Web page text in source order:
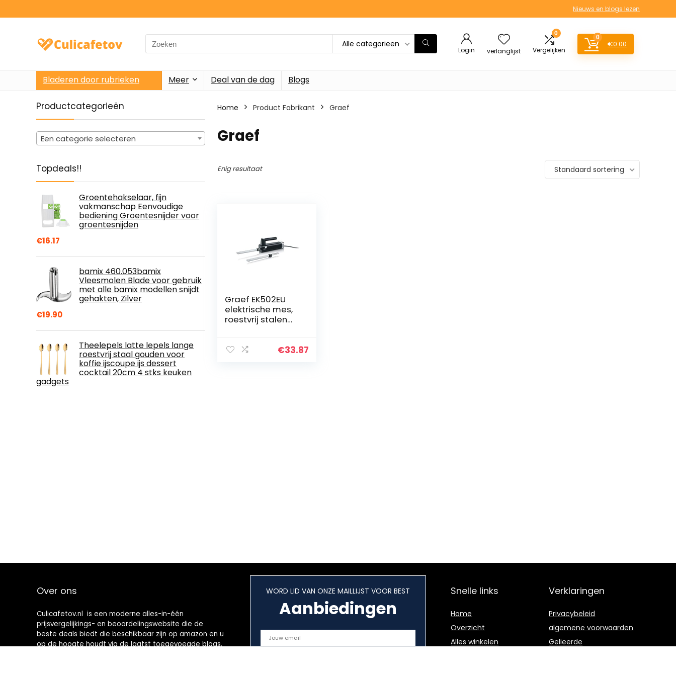
Nieuws en blogs lezen
Search
for:
Alle categorieën
Login verlanglijst
0
Vergelijken
0
€0.00
Bladeren door rubrieken Meer Deal van de dag Blogs
Productcategorieën
Een categorie selecteren
Topdeals!!
Groentehakselaar, fijn
vakmanschap Eenvoudige
bediening Groentesnijder voor
groentesnijden
€16.17
bamix 460.053bamix
Vleesmolen Blade voor gebruik
met alle bamix modellen snijdt
gehakten, Zilver
€19.90
Theelepels latte lepels lange
roestvrij staal gouden voor
koffie ijscoupe ijs dessert
cocktail 20cm 4 stks keuken
gadgets
Home Product Fabrikant ‎Graef
‎Graef
Enig resultaat Standaard sortering
Graef EK502EU
elektrische mes,
roestvrij stalen
€33.87
Over ons
Culicafetov.nl is een moderne alles-in-één
prijsvergelijkings- en beoordelingswebsite die de
beste deals biedt die beschikbaar zijn op amazon en u
op de hoogte houdt via de laatst toegevoegde blogs.
WORD LID VAN ONZE MAILLIJST VOOR BEST
Aanbiedingen
Snelle links
Home
Overzicht
Alles winkelen
Verklaringen
Privacybeleid
algemene voorwaarden
Gelieerde